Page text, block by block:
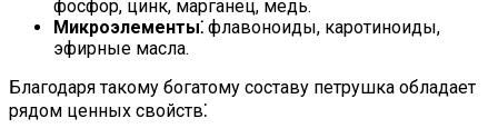
фосфор, цинк, марганец, медь.
Микроэлементы⁚ флавоноиды, каротиноиды,
эфирные масла.
Благодаря такому богатому составу петрушка обладает
рядом ценных свойств⁚